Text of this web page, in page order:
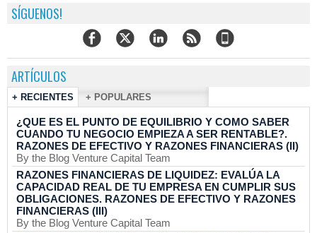
SÍGUENOS!
ARTÍCULOS
+ RECIENTES + POPULARES
¿QUE ES EL PUNTO DE EQUILIBRIO Y COMO SABER
CUANDO TU NEGOCIO EMPIEZA A SER RENTABLE?.
RAZONES DE EFECTIVO Y RAZONES FINANCIERAS (II)
By the Blog Venture Capital Team
RAZONES FINANCIERAS DE LIQUIDEZ: EVALÚA LA
CAPACIDAD REAL DE TU EMPRESA EN CUMPLIR SUS
OBLIGACIONES. RAZONES DE EFECTIVO Y RAZONES
FINANCIERAS (III)
By the Blog Venture Capital Team